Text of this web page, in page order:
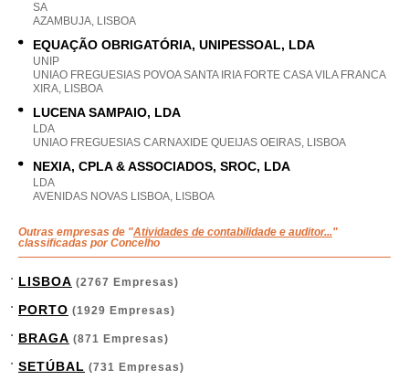
SA
AZAMBUJA, LISBOA
EQUAÇÃO OBRIGATÓRIA, UNIPESSOAL, LDA
UNIP
UNIAO FREGUESIAS POVOA SANTA IRIA FORTE CASA VILA FRANCA
XIRA, LISBOA
LUCENA SAMPAIO, LDA
LDA
UNIAO FREGUESIAS CARNAXIDE QUEIJAS OEIRAS, LISBOA
NEXIA, CPLA & ASSOCIADOS, SROC, LDA
LDA
AVENIDAS NOVAS LISBOA, LISBOA
Outras empresas de "Atividades de contabilidade e auditor..."
classificadas por Concelho
LISBOA (2767 Empresas)
PORTO (1929 Empresas)
BRAGA (871 Empresas)
SETÚBAL (731 Empresas)